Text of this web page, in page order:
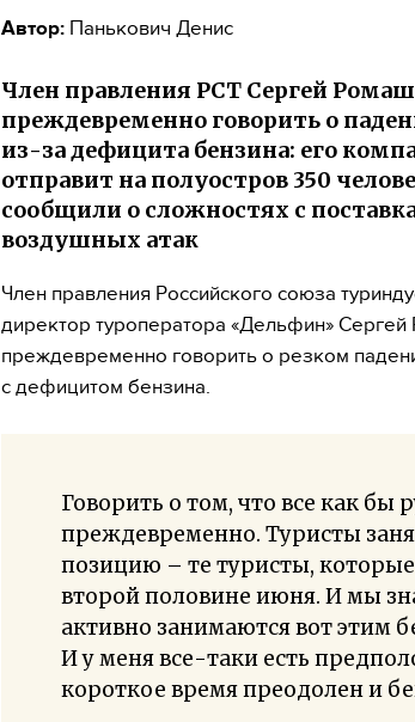
Автор: Панькович Денис
Член правления РСТ Сергей
преждевременно говорить о
из-за дефицита бензина: его
отправит на полуостров 350
сообщили о сложностях с
воздушных атак
Член правления Российского союза
директор туроператора «Дельфин» Сергей
преждевременно говорить о резком
с дефицитом бензина.
Говорить о том, что все как бы
преждевременно. Туристы
позицию – те туристы,
второй половине июня. И мы
активно занимаются вот этим
И у меня все-таки есть
короткое время преодолен и